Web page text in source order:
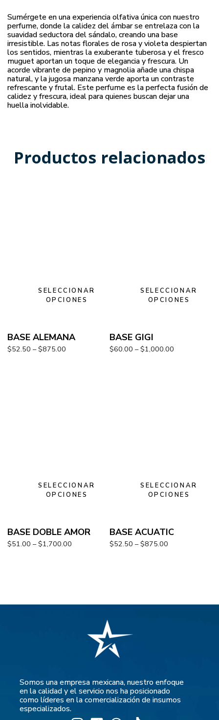
Sumérgete en una experiencia olfativa única con nuestro
perfume, donde la calidez del ámbar se entrelaza con la
suavidad seductora del sándalo, creando una base
irresistible. Las notas florales de rosa y violeta despiertan
los sentidos, mientras la exuberante tuberosa y el fresco
muguet aportan un toque de elegancia y frescura. Un
acorde vibrante de pepino y magnolia añade una chispa
natural, y la jugosa manzana verde aporta un contraste
refrescante y frutal. Este perfume es la perfecta fusión de
calidez y frescura, ideal para quienes buscan dejar una
huella inolvidable.
Productos relacionados
SELECCIONAR
OPCIONES
BASE ALEMANA
$52.50 – $875.00
SELECCIONAR
OPCIONES
BASE GIGI
$60.00 – $1,000.00
SELECCIONAR
OPCIONES
BASE DOBLE AMOR
$51.00 – $1,700.00
SELECCIONAR
OPCIONES
BASE ACUATIC
$52.50 – $875.00
Somos una empresa mexicana, nuestro enfoque
en la calidad y el servicio nos ha posicionado
como líderes en la comercialización de insumos
especializados.